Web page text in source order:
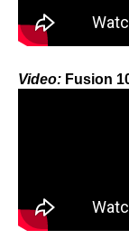
Video: Fusion